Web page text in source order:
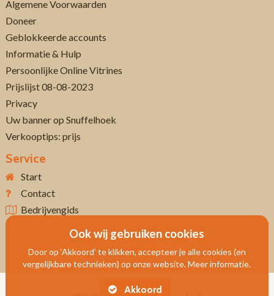
Algemene Voorwaarden
Doneer
Geblokkeerde accounts
Informatie & Hulp
Persoonlijke Online Vitrines
Prijslijst 08-08-2023
Privacy
Uw banner op Snuffelhoek
Verkooptips: prijs
Service
Start
Contact
Bedrijvengids
Ook wij gebruiken cookies
Door op ‘Akkoord’ te klikken, accepteer je alle cookies (en
vergelijkbare technieken) op onze website. Meer informatie.
Akkoord